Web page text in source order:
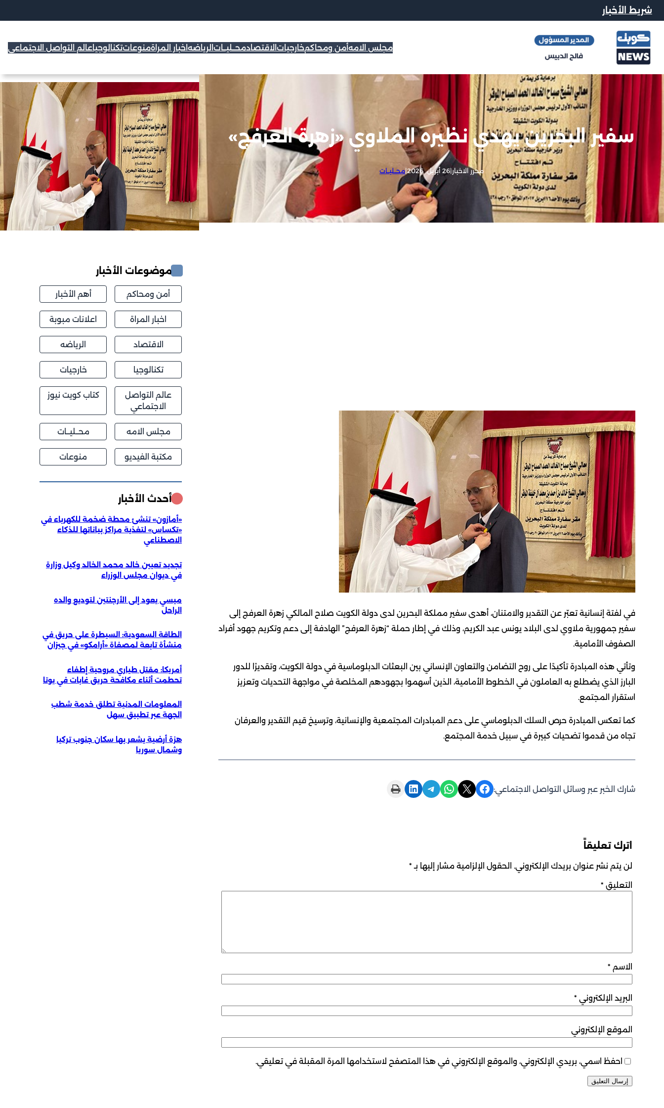
شريط الأخبار
مجلس الامهأمن ومحاكمخارجيات الاقتصادمحــليــات الرياضه اخبار المراةمنوعاتتكنالوجياعالم التواصل الاجتماعي
سفير البحرين يهدي نظيره الملاوي «زهرة العرفج»
محرر الاخبار|26 أبريل, 2026 |محــليــات
في لفتة إنسانية تعبّر عن التقدير والامتنان، أهدى سفير مملكة البحرين لدى دولة الكويت صلاح المالكي زهرة العرفج إلى
سفير جمهورية ملاوي لدى البلاد يونس عبد الكريم، وذلك في إطار حملة “زهرة العرفج” الهادفة إلى دعم وتكريم جهود أفراد
الصفوف الأمامية.
وتأتي هذه المبادرة تأكيدًا على روح التضامن والتعاون الإنساني بين البعثات الدبلوماسية في دولة الكويت، وتقديرًا للدور
البارز الذي يضطلع به العاملون في الخطوط الأمامية، الذين أسهموا بجهودهم المخلصة في مواجهة التحديات وتعزيز
استقرار المجتمع.
كما تعكس المبادرة حرص السلك الدبلوماسي على دعم المبادرات المجتمعية والإنسانية، وترسيخ قيم التقدير والعرفان
تجاه من قدموا تضحيات كبيرة في سبيل خدمة المجتمع.
شارك الخبر عبر وسائل التواصل الاجتماعي: Share on Facebook
Share on X
Share on WhatsApp
Share on Telegram
Share on LinkedIn
Print this Page
اترك تعليقاً
لن يتم نشر عنوان بريدك الإلكتروني. الحقول الإلزامية مشار إليها بـ *
التعليق *
الاسم *
البريد الإلكتروني *
الموقع الإلكتروني
احفظ اسمي، بريدي الإلكتروني، والموقع الإلكتروني في هذا المتصفح لاستخدامها المرة المقبلة في تعليقي.
موضوعات الأخبار
أمن ومحاكم أهم الأخبار
اخبار المراة اعلانات مبوبة
الاقتصاد الرياضه
تكنالوجيا خارجيات
عالم التواصل
الاجتماعي
كتاب كويت نيوز
مجلس الامه محــليــات
مكتبة الفيديو منوعات
أحدث الأخبار
«أمازون» تنشئ محطة ضخمة للكهرباء في
«تكساس» لتغذية مراكز بياناتها للذكاء
الاصطناعي
تجديد تعيين خالد محمد الخالد وكيل وزارة
في ديوان مجلس الوزراء
ميسي يعود إلى الأرجنتين لتوديع والده
الراحل
الطاقة السعودية: السيطرة على حريق في
منشأة تابعة لمصفاة «أرامكو» في جيزان
أمريكا: مقتل طياري مروحية إطفاء
تحطمت أثناء مكافحة حريق غابات في يوتا
المعلومات المدنية تطلق خدمة شطب
الجهة عبر تطبيق سهل
هزة أرضية يشعر بها سكان جنوب تركيا
وشمال سوريا